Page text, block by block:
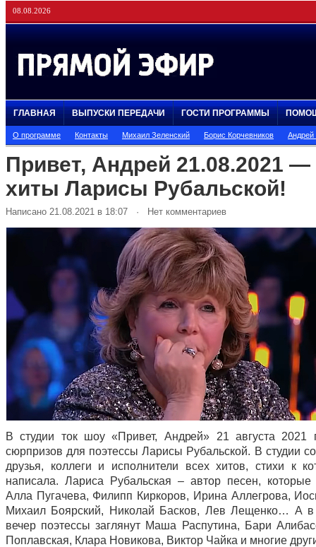
08.08.2026
ГЛАВНАЯ ВЫПУСКИ ПЕРЕДАЧИ ГОСТИ ПРОГРАММЫ
О программе Контакты Михаил Зеленский Борис Корчевников
Привет, Андрей 21.08.2021
хиты Ларисы Рубальской!
Написано 21.08.2021 в 18:07 · Нет комментариев
В студии ток шоу «Привет, Андрей» 21 августа 2021
сюрпризов для поэтессы Ларисы Рубальской. В студии
друзья, коллеги и исполнители всех хитов, стихи к
написала. Лариса Рубальская – автор песен, которые
Алла Пугачева, Филипп Киркоров, Ирина Аллегрова,
Михаил Боярский, Николай Басков, Лев Лещенко… А в
вечер поэтессы заглянут Маша Распутина, Бари
Поплавская, Клара Новикова, Виктор Чайка и многие